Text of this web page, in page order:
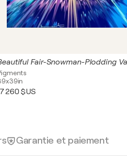
260 $US
Garantie et paiement